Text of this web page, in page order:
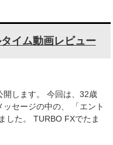
イム動画レビュー
開します。 今回は、32歳
セージの中の、 「エント
した。 TURBO FXでたま